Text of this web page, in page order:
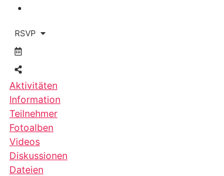
RSVP
Aktivitäten
Information
Teilnehmer
Fotoalben
Videos
Diskussionen
Dateien